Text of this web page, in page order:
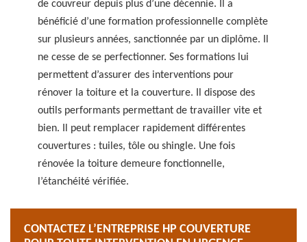
de couvreur depuis plus d’une décennie. Il a
bénéficié d’une formation professionnelle complète
sur plusieurs années, sanctionnée par un diplôme. Il
ne cesse de se perfectionner. Ses formations lui
permettent d’assurer des interventions pour
rénover la toiture et la couverture. Il dispose des
outils performants permettant de travailler vite et
bien. Il peut remplacer rapidement différentes
couvertures : tuiles, tôle ou shingle. Une fois
rénovée la toiture demeure fonctionnelle,
l’étanchéité vérifiée.
CONTACTEZ L’ENTREPRISE HP COUVERTURE